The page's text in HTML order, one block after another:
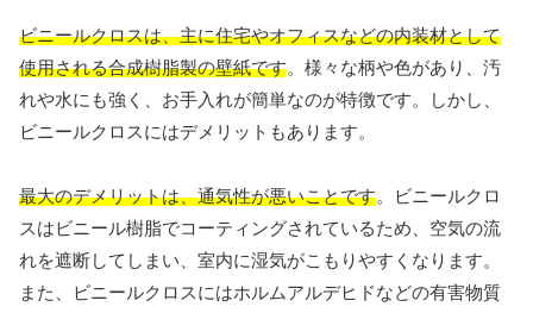
ビニールクロスは、主に住宅やオフィスなどの内装材として
使用される合成樹脂製の壁紙です。様々な柄や色があり、汚
れや水にも強く、お手入れが簡単なのが特徴です。しかし、
ビニールクロスにはデメリットもあります。
最大のデメリットは、通気性が悪いことです。ビニールクロ
スはビニール樹脂でコーティングされているため、空気の流
れを遮断してしまい、室内に湿気がこもりやすくなります。
また、ビニールクロスにはホルムアルデヒドなどの有害物質